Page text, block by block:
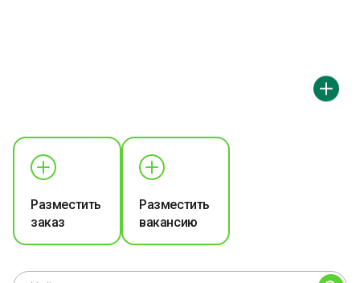
Разместить
заказ
Разместить
вакансию